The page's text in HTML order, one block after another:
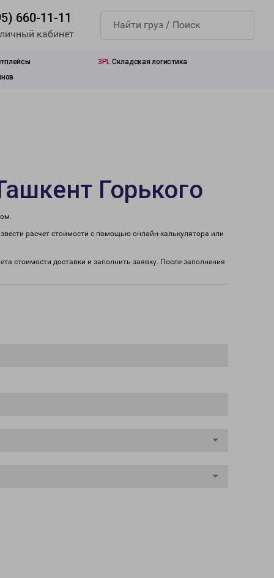
660-11-11
кабинет
3PL Складская логистика
Горького
расчет стоимости с помощью онлайн-калькулятора или
стоимости доставки и заполнить заявку. После заполнения